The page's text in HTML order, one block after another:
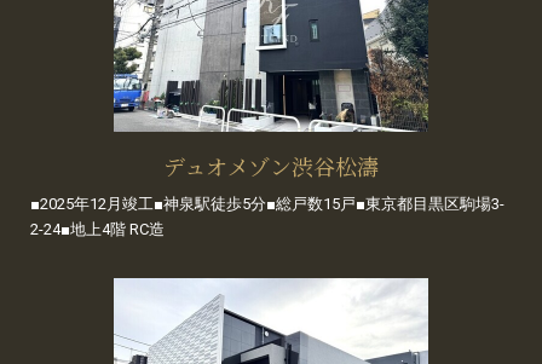
デュオメゾン渋谷松濤
■2025年12月竣工■神泉駅徒歩5分■総戸数15戸■東京都目黒区駒場3-
2-24■地上4階 RC造